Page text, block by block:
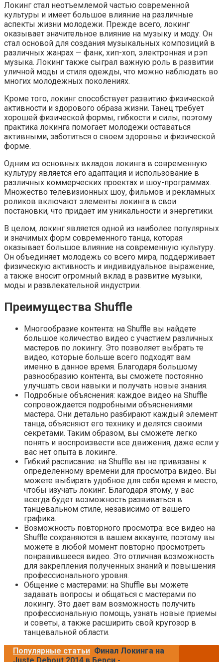
Локинг стал неотъемлемой частью современной
культуры и имеет большое влияние на различные
аспекты жизни молодежи. Прежде всего, локинг
оказывает значительное влияние на музыку и моду. Он
стал основой для создания музыкальных композиций в
различных жанрах — фанк, хип-хоп, электронная и рэп
музыка. Локинг также сыграл важную роль в развитии
уличной моды и стиля одежды, что можно наблюдать во
многих молодежных поколениях.
Кроме того, локинг способствует развитию физической
активности и здорового образа жизни. Танец требует
хорошей физической формы, гибкости и силы, поэтому
практика локинга помогает молодежи оставаться
активными, заботиться о своем здоровье и физической
форме.
Одним из основных вкладов локинга в современную
культуру является его адаптация и использование в
различных коммерческих проектах и шоу-программах.
Множество телевизионных шоу, фильмов и рекламных
роликов включают элементы локинга в свои
постановки, что придает им уникальности и энергетики.
В целом, локинг является одной из наиболее популярных
и значимых форм современного танца, которая
оказывает большое влияние на современную культуру.
Он объединяет молодежь со всего мира, поддерживает
физическую активность и индивидуальное выражение,
а также вносит огромный вклад в развитие музыки,
моды и развлекательной индустрии.
Преимущества Shuffle
Многообразие контента: на Shuffle вы найдете
большое количество видео с участием различных
мастеров по локингу. Это позволяет выбрать те
видео, которые больше всего подходят вам
именно в данное время. Благодаря большому
разнообразию контента, вы сможете постоянно
улучшать свои навыки и получать новые знания.
Подробные объяснения: каждое видео на Shuffle
сопровождается подробными объяснениями
мастера. Они детально разбирают каждый элемент
танца, объясняют его технику и делятся своими
секретами. Таким образом, вы сможете легко
понять и воспроизвести все движения, даже если у
вас нет опыта в локинге.
Гибкий расписание: на Shuffle вы не привязаны к
определенному времени для просмотра видео. Вы
можете выбирать удобное для себя время и место,
чтобы изучать локинг. Благодаря этому, у вас
всегда будет возможность развиваться в
танцевальном стиле, независимо от вашего
графика.
Возможность повторного просмотра: все видео на
Shuffle сохраняются в вашем аккаунте, поэтому вы
можете в любой момент повторно просмотреть
понравившееся видео. Это отличная возможность
для закрепления полученных знаний и повышения
профессионального уровня.
Общение с мастерами: на Shuffle вы можете
задавать вопросы и общаться с мастерами по
локингу. Это дает вам возможность получить
профессиональную помощь, узнать новые приемы
и советы, а также расширить свой кругозор в
танцевальной области.
Популярные статьи Финал Локинга на